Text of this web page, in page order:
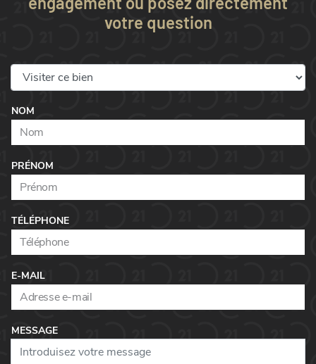
votre question
NOM
PRÉNOM
TÉLÉPHONE
E-MAIL
MESSAGE